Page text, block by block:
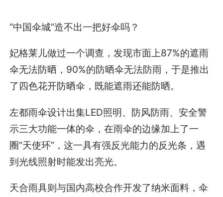
“中国伞城”造不出一把好伞吗？
妃格莱儿做过一个调查，发现市面上87%的遮雨
伞无法防晒，90%的防晒伞无法防雨，于是推出
了四色花开防晒伞，既能遮雨还能防晒。
左都雨伞设计出集LED照明、防风防雨、安全警
示三大功能一体的伞，在雨伞的边缘加上了一
圈“天使环”，这一具有强反光能力的反光条，遇
到光线照射时能发出亮光。
天合雨具则与国内高校合作开发了纳米面料，伞